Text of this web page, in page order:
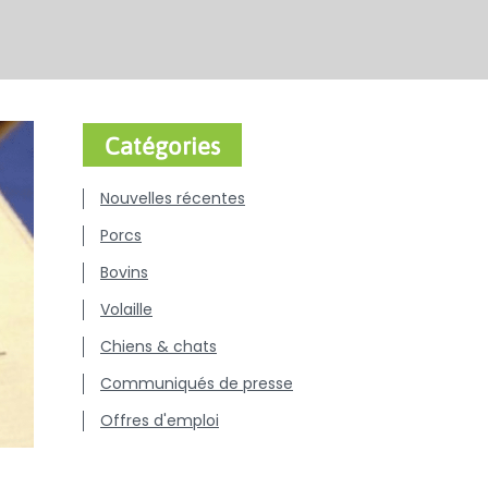
Catégories
Nouvelles récentes
Porcs
Bovins
Volaille
Chiens & chats
Communiqués de presse
Offres d'emploi